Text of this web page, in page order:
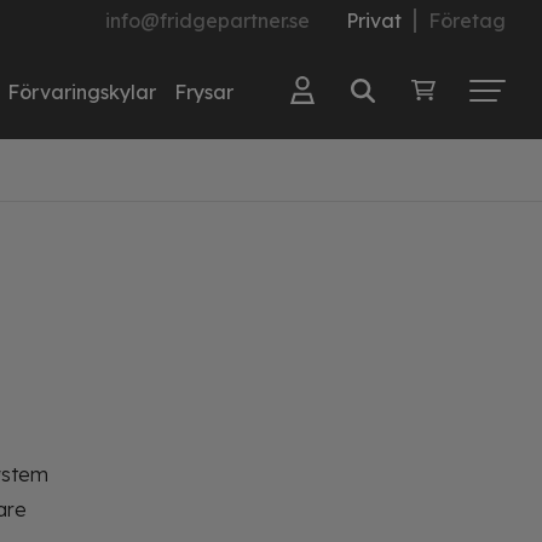
info@fridgepartner.se Privat Företag
Förvaringskylar Frysar